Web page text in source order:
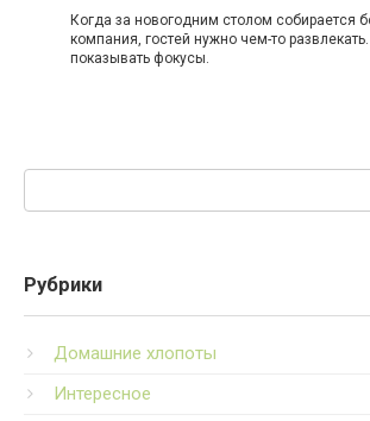
Когда за новогодним столом собирается
компания, гостей нужно чем-то
показывать фокусы.
Поиск:
Рубрики
Домашние хлопоты
Интересное